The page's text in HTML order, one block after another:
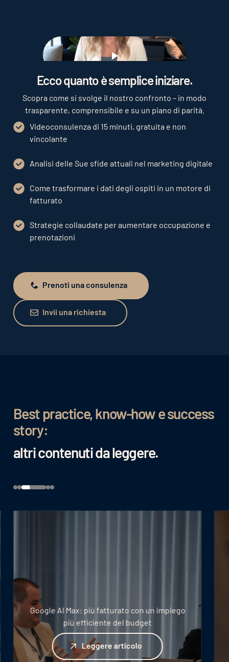
Play
Ecco quanto è semplice iniziare.
Scopra come si svolge il nostro confronto – in modo
trasparente, comprensibile e su un piano di parità.
Videoconsulenza di 15 minuti, gratuita e non
vincolante
Analisi delle Sue sfide attuali nel marketing digitale
Come trasformare i dati degli ospiti in un motore di
fatturato
Strategie collaudate per aumentare occupazione e
prenotazioni
Prenoti una consulenza
Prenoti una consulenza
Invii una richiesta
Invii una richiesta
Best practice, know-how e success
story:
altri contenuti da leggere.
Google AI Max: più fatturato con un impiego
più efficiente del budget
Leggere articolo
Leggere articolo